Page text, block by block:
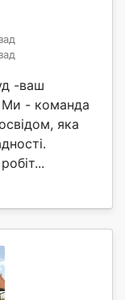
-ваш
Ми - команда
яка